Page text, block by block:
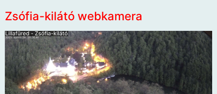
Zsófia-kilátó webkamera